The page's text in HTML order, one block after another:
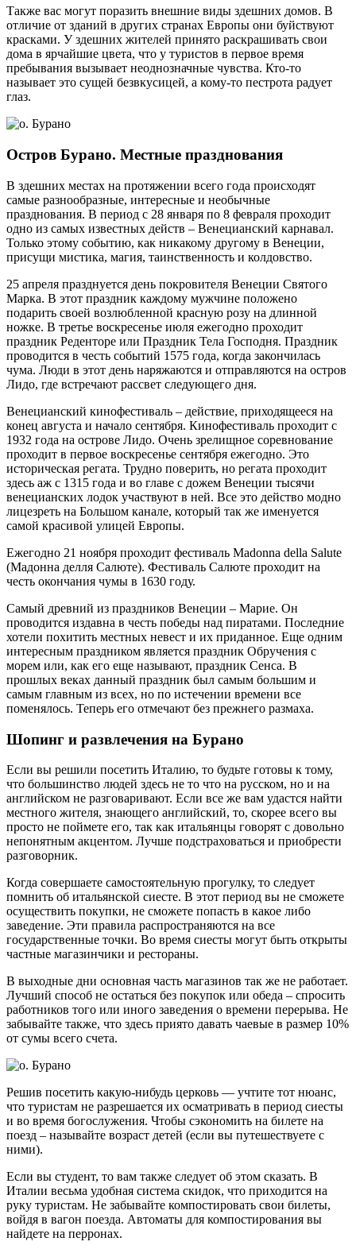
Также вас могут поразить внешние виды здешних домов. В
отличие от зданий в других странах Европы они буйствуют
красками. У здешних жителей принято раскрашивать свои
дома в ярчайшие цвета, что у туристов в первое время
пребывания вызывает неоднозначные чувства. Кто-то
называет это сущей безвкусицей, а кому-то пестрота радует
глаз.
Остров Бурано. Местные празднования
В здешних местах на протяжении всего года происходят
самые разнообразные, интересные и необычные
празднования. В период с 28 января по 8 февраля проходит
одно из самых известных действ – Венецианский карнавал.
Только этому событию, как никакому другому в Венеции,
присущи мистика, магия, таинственность и колдовство.
25 апреля празднуется день покровителя Венеции Святого
Марка. В этот праздник каждому мужчине положено
подарить своей возлюбленной красную розу на длинной
ножке. В третье воскресенье июля ежегодно проходит
праздник Реденторе или Праздник Тела Господня. Праздник
проводится в честь событий 1575 года, когда закончилась
чума. Люди в этот день наряжаются и отправляются на остров
Лидо, где встречают рассвет следующего дня.
Венецианский кинофестиваль – действие, приходящееся на
конец августа и начало сентября. Кинофестиваль проходит с
1932 года на острове Лидо. Очень зрелищное соревнование
проходит в первое воскресенье сентября ежегодно. Это
историческая регата. Трудно поверить, но регата проходит
здесь аж с 1315 года и во главе с дожем Венеции тысячи
венецианских лодок участвуют в ней. Все это действо модно
лицезреть на Большом канале, который так же именуется
самой красивой улицей Европы.
Ежегодно 21 ноября проходит фестиваль Madonna della Salute
(Мадонна делля Салюте). Фестиваль Салюте проходит на
честь окончания чумы в 1630 году.
Самый древний из праздников Венеции – Марие. Он
проводится издавна в честь победы над пиратами. Последние
хотели похитить местных невест и их приданное. Еще одним
интересным праздником является праздник Обручения с
морем или, как его еще называют, праздник Сенса. В
прошлых веках данный праздник был самым большим и
самым главным из всех, но по истечении времени все
поменялось. Теперь его отмечают без прежнего размаха.
Шопинг и развлечения на Бурано
Если вы решили посетить Италию, то будьте готовы к тому,
что большинство людей здесь не то что на русском, но и на
английском не разговаривают. Если все же вам удастся найти
местного жителя, знающего английский, то, скорее всего вы
просто не поймете его, так как итальянцы говорят с довольно
непонятным акцентом. Лучше подстраховаться и приобрести
разговорник.
Когда совершаете самостоятельную прогулку, то следует
помнить об итальянской сиесте. В этот период вы не сможете
осуществить покупки, не сможете попасть в какое либо
заведение. Эти правила распространяются на все
государственные точки. Во время сиесты могут быть открыты
частные магазинчики и рестораны.
В выходные дни основная часть магазинов так же не работает.
Лучший способ не остаться без покупок или обеда – спросить
работников того или иного заведения о времени перерыва. Не
забывайте также, что здесь приято давать чаевые в размер 10%
от сумы всего счета.
Решив посетить какую-нибудь церковь — учтите тот нюанс,
что туристам не разрешается их осматривать в период сиесты
и во время богослужения. Чтобы сэкономить на билете на
поезд – называйте возраст детей (если вы путешествуете с
ними).
Если вы студент, то вам также следует об этом сказать. В
Италии весьма удобная система скидок, что приходится на
руку туристам. Не забывайте компостировать свои билеты,
войдя в вагон поезда. Автоматы для компостирования вы
найдете на перронах.